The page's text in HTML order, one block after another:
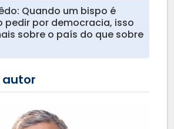
Quando um bispo é
pedir por democracia, isso
sobre o país do que sobre
autor